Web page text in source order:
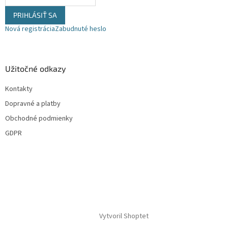
PRIHLÁSIŤ SA
Nová registráciaZabudnuté heslo
Užitočné odkazy
Kontakty
Dopravné a platby
Obchodné podmienky
GDPR
Vytvoril Shoptet